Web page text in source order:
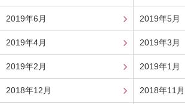
2019年6月 2019年5月
2019年4月 2019年3月
2019年2月 2019年1月
2018年12月 2018年11月